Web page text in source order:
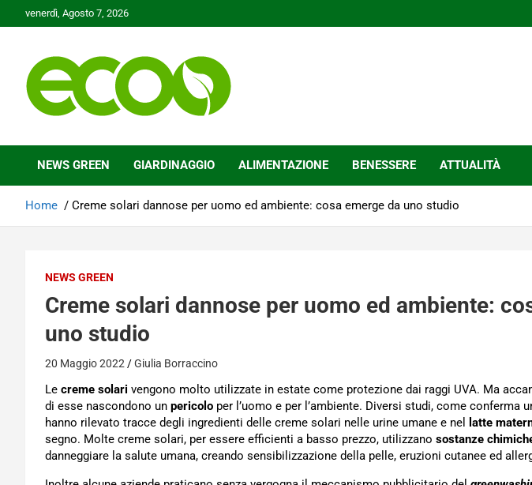
to
venerdì, Agosto 7, 2026
Ecoo.it
NEWS GREEN GIARDINAGGIO ALIMENTAZIONE BENESSERE ATTUALITÀ
Home Creme solari dannose per uomo ed ambiente: cosa emerge da uno studio
NEWS GREEN
Creme solari dannose per uomo ed ambiente:
uno studio
20 Maggio 2022 Giulia Borraccino
Le creme solari vengono molto utilizzate in estate come protezione dai raggi UVA. Ma
di esse nascondono un pericolo per l’uomo e per l’ambiente. Diversi studi, come conferma
hanno rilevato tracce degli ingredienti delle creme solari nelle urine umane e nel
latte
segno. Molte creme solari, per essere efficienti a basso prezzo, utilizzano sostanze
danneggiare la salute umana, creando sensibilizzazione della pelle, eruzioni cutanee ed